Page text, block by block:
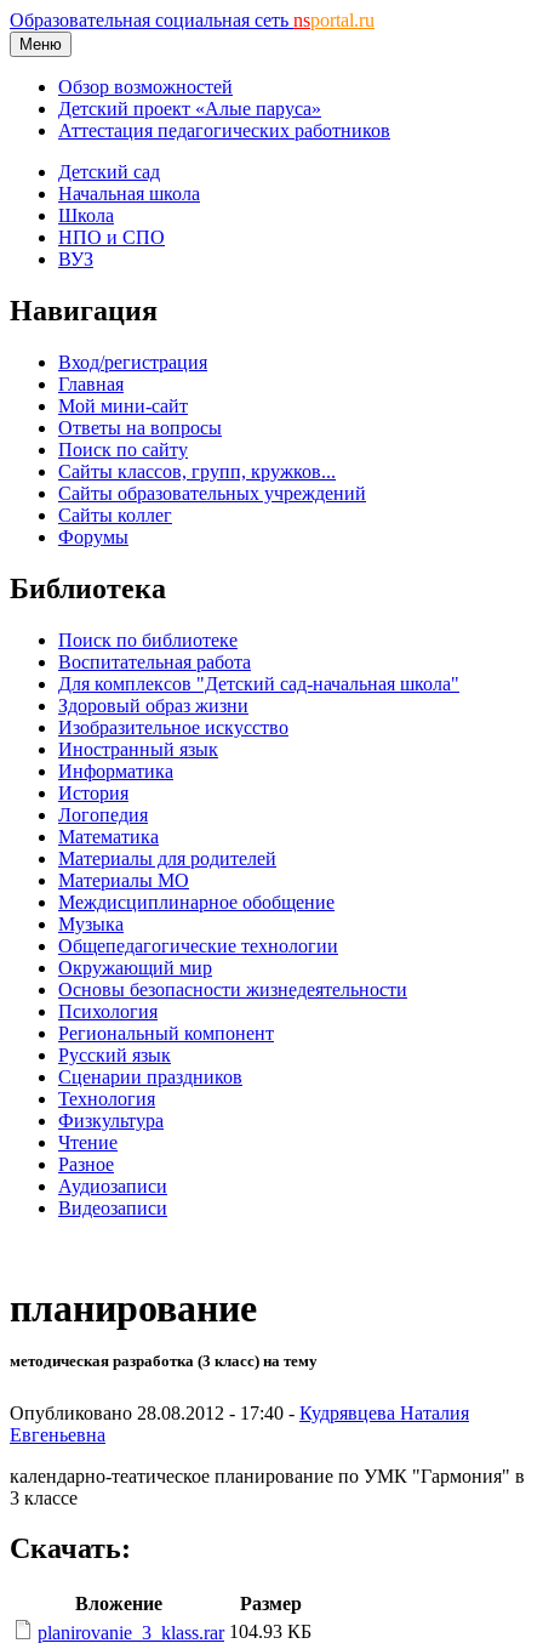
Образовательная социальная сеть nsportal.ru
Меню
Обзор возможностей
Детский проект «Алые паруса»
Аттестация педагогических работников
Детский сад
Начальная школа
Школа
НПО и СПО
ВУЗ
Навигация
Вход/регистрация
Главная
Мой мини-сайт
Ответы на вопросы
Поиск по сайту
Сайты классов, групп, кружков...
Сайты образовательных учреждений
Сайты коллег
Форумы
Библиотека
Поиск по библиотеке
Воспитательная работа
Для комплексов "Детский сад-начальная школа"
Здоровый образ жизни
Изобразительное искусство
Иностранный язык
Информатика
История
Логопедия
Математика
Материалы для родителей
Материалы МО
Междисциплинарное обобщение
Музыка
Общепедагогические технологии
Окружающий мир
Основы безопасности жизнедеятельности
Психология
Региональный компонент
Русский язык
Сценарии праздников
Технология
Физкультура
Чтение
Разное
Аудиозаписи
Видеозаписи
планирование
методическая разработка (3 класс) на тему
Опубликовано 28.08.2012 - 17:40 - Кудрявцева Наталия
Евгеньевна
календарно-театическое планирование по УМК "Гармония" в
3 классе
Скачать:
Вложение
Размер
planirovanie_3_klass.rar 104.93 КБ